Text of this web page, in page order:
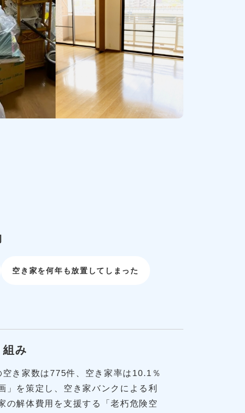
空き家を何年も放置してしまった
み
き家数は775件、空き家率は10.1％
」を策定し、空き家バンクによる利
の解体費用を支援する「老朽危険空